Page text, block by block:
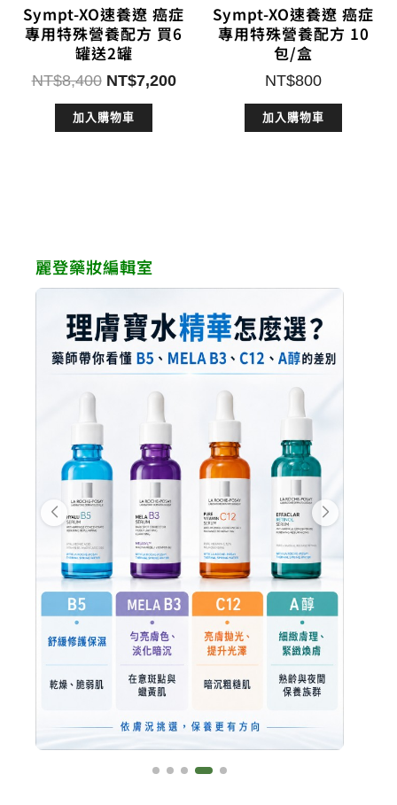
麗登藥妝編輯室
Sympt-XO速養遼 癌症
專用特殊營養配方 買6
罐送2罐
NT$8,400 原
始
價
NT$7,200目
加入購物車
Sympt-XO速養遼 癌症
專用特殊營養配方 10
包/盒
NT$800
加入購物車